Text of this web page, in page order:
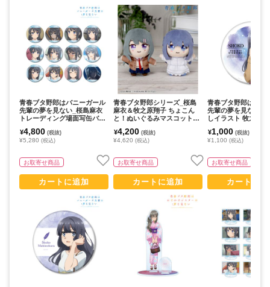
青春ブタ野郎はバニーガール
先輩の夢を見ない_桜島麻衣
トレーディング場面写缶バッ
¥4,800 (税抜)
¥5,280 (税込)
お取寄せ商品
カートに追加
青春ブタ野郎シリーズ_桜島
麻衣＆牧之原翔子 ちょこん
と！ぬいぐるみマスコットセ
¥4,200 (税抜)
¥4,620 (税込)
お取寄せ商品
カートに追加
青春ブタ野郎はバニ
先輩の夢を見ない_
しイラスト 牧之原
¥1,000 (税抜)
¥1,100 (税込)
お取寄せ商品
カートに